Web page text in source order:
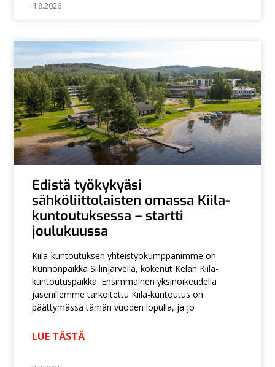
4.8.2026
Edistä työkykyäsi
sähköliittolaisten omassa Kiila-
kuntoutuksessa – startti
joulukuussa
Kiila-kuntoutuksen yhteistyökumppanimme on
Kunnonpaikka Siilinjärvellä, kokenut Kelan Kiila-
kuntoutuspaikka. Ensimmäinen yksinoikeudella
jäsenillemme tarkoitettu Kiila-kuntoutus on
päättymässä tämän vuoden lopulla, ja jo
LUE TÄSTÄ
Search